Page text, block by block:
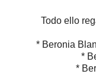
Todo ello
* Beronia
*
*